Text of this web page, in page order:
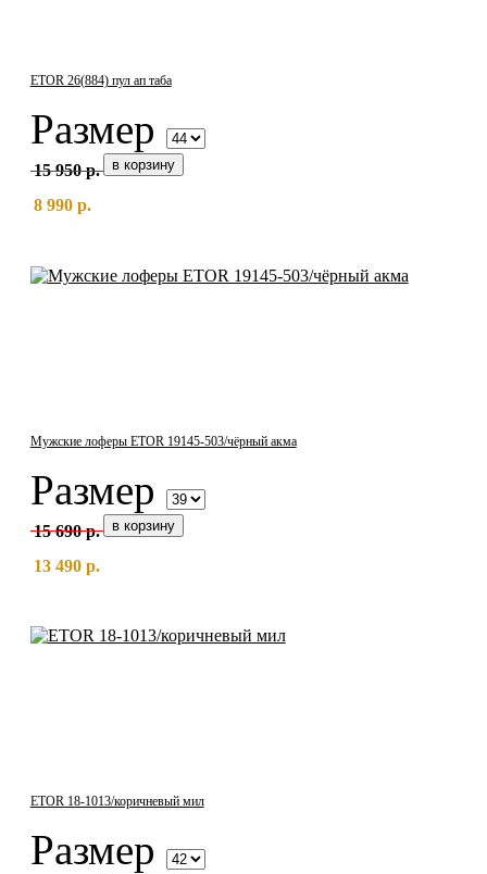
ETOR 26(884) пул ап таба
Размер
15 950 р.
8 990 р.
Мужские лоферы ETOR 19145-503/чёрный акма
Размер
15 690 р.
13 490 р.
ETOR 18-1013/коричневый мил
Размер